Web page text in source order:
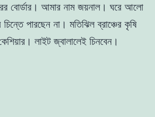
বোর্ডার। আমার নাম জয়নাল। ঘরে আলো
পারছেন না। মতিঝিল ব্রাঞ্চের কৃষি
লাইট জ্বালালেই চিনবেন।